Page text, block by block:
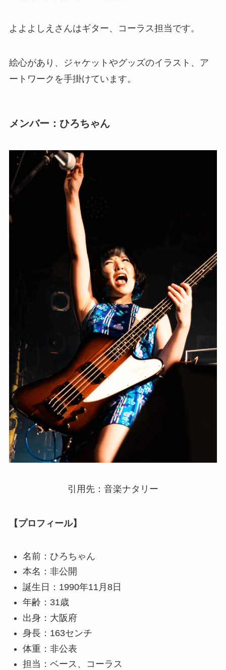
よよよしえさんはギター、コーラス担当です。
絵心があり、ジャケットやグッズのイラスト、ア
ートワークを手掛けています。
メンバー：ひろちゃん
引用先：音楽ナタリー
【プロフィール】
名前：ひろちゃん
本名：非公開
誕生日：1990年11月8日
年齢：31歳
出身：大阪府
身長：163センチ
体重：非公表
担当：ベース、コーラス